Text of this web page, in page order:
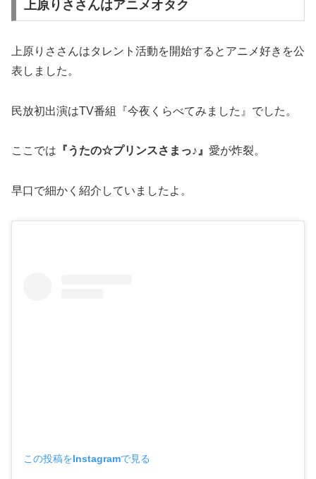
上原りささんはアニメオタク
上原りささんはタレント活動を開始するとアニメ好きを公
表しました。
民放初出演はTV番組『今夜くらべてみました』でした。
ここでは 『うたの☆プリンスさまっ♪』 愛が炸裂。
早口で細かく紹介していましたよ。
この投稿をInstagramで見る